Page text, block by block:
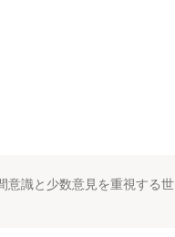
意識と少数意見を重視する世